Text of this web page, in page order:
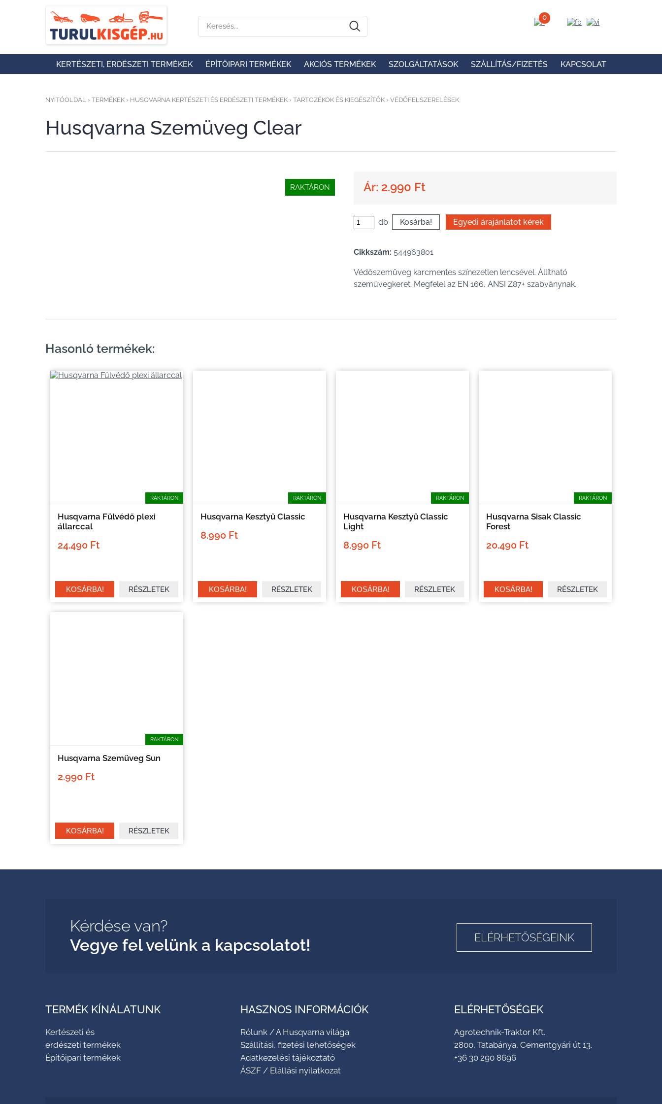
0
KERTÉSZETI, ERDÉSZETI TERMÉKEK ÉPÍTŐIPARI TERMÉKEK AKCIÓS TERMÉKEK SZOLGÁLTATÁSOK SZÁLLÍTÁS/FIZETÉS KAPCSOLAT
NYITÓOLDAL › TERMÉKEK › HUSQVARNA KERTÉSZETI ÉS ERDÉSZETI TERMÉKEK › TARTOZÉKOK ÉS KIEGÉSZÍTŐK › VÉDŐFELSZERELÉSEK
Husqvarna Szemüveg Clear
RAKTÁRON Ár: 2.990 Ft
db
Cikkszám: 544963801
Védőszemüveg karcmentes színezetlen lencsével. Állítható
szemüvegkeret. Megfelel az EN 166, ANSI Z87+ szabványnak.
Hasonló termékek:
RAKTÁRON
Husqvarna Fülvédő plexi
állarccal
24.490 Ft
RÉSZLETEK
RAKTÁRON
Husqvarna Kesztyű Classic
8.990 Ft
RÉSZLETEK
RAKTÁRON
Husqvarna Kesztyű Classic
Light
8.990 Ft
RÉSZLETEK
RAKTÁRON
Husqvarna Sisak Classic
Forest
20.490 Ft
RÉSZLETEK
RAKTÁRON
Husqvarna Szemüveg Sun
2.990 Ft
RÉSZLETEK
Kérdése van?
Vegye fel velünk a kapcsolatot!
ELÉRHETŐSÉGEINK
TERMÉK KÍNÁLATUNK
Kertészeti és
erdészeti termékek
Építőipari termékek
HASZNOS INFORMÁCIÓK
Rólunk /A Husqvarna világa
Szállítási, fizetési lehetőségek
Adatkezelési tájékoztató
ÁSZF / Elállási nyilatkozat
ELÉRHETŐSÉGEK
Agrotechnik-Traktor Kft.
2800, Tatabánya, Cementgyári út 13.
+36 30 290 8696